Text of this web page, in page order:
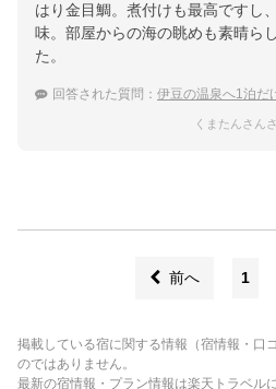
はり金目鯛。煮付けも最高ですし
味。部屋からの海の眺めも素晴ら
た。
回答された質問： 伊豆の温泉へ1泊だけ高級な温泉宿に
くまたんさん
前へ 1
掲載している宿に関する情報（宿情報・口
のではありません。
最新の宿情報・プラン情報は楽天トラベル